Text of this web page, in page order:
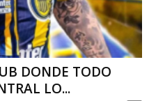
DONDE TODO
LO...